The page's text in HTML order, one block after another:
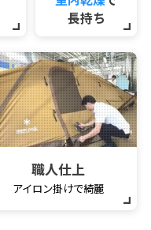
長持ち
職人仕上
アイロン掛けで綺麗